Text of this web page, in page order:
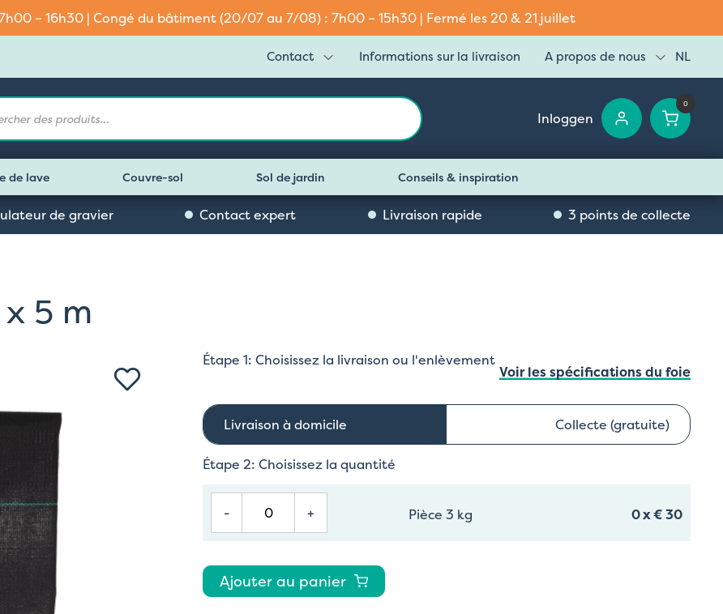
– 16h30 | Congé du bâtiment (20/07 au 7/08) : 7h00 – 15h30 | Fermé les 20 & 21 juillet
Contact Informations sur la livraison A propos de nous NL
Inloggen
0
de lave Couvre-sol Sol de jardin Conseils & inspiration
de gravier Contact expert Livraison rapide 3 points de collecte
5 m
Étape 1: Choisissez la livraison ou l'enlèvement
Voir les spécifications du foie
Livraison à domicile Collecte (gratuite)
Étape 2: Choisissez la quantité
- + Pièce 3 kg 0x€ 30
Ajouter au panier